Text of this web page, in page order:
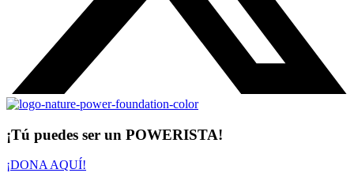
¡Tú puedes ser un POWERISTA!
¡DONA AQUÍ!